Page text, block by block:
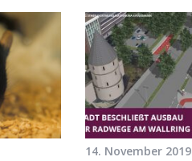
14. November 2019